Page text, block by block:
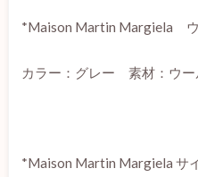
*Maison Martin Margiela
カラー：グレー 素材：ウー
*Maison Martin Margiela サ